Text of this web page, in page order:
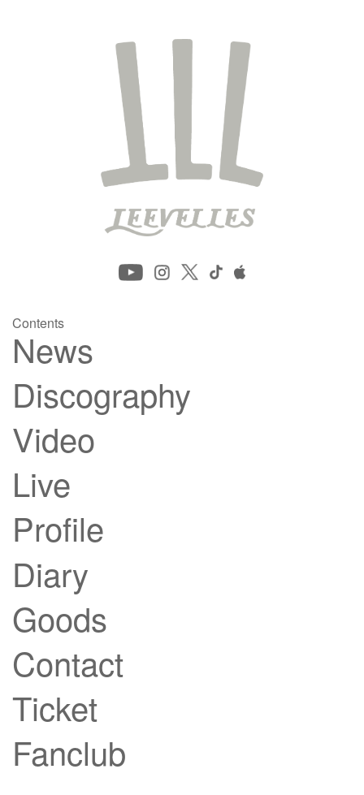
Contents
News
Discography
Video
Live
Profile
Diary
Goods
Contact
Ticket
Fanclub